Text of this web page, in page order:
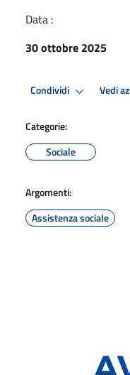
Data :
30 ottobre 2025
Condividi Vedi
Categorie:
Sociale
Argomenti:
Assistenza sociale